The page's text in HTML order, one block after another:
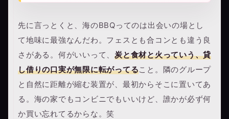
先に言っとくと、海のBBQってのは出会いの場とし
て地味に最強なんだわ。フェスとも合コンとも違う良
さがある。何がいいって、 炭と食材と火っていう、貸
し借りの口実が無限に転がってること。隣のグループ
と自然に距離が縮む装置が、最初からそこに置いてあ
る。海の家でもコンビニでもいいけど、誰かが必ず何
か買い忘れてるからな。笑